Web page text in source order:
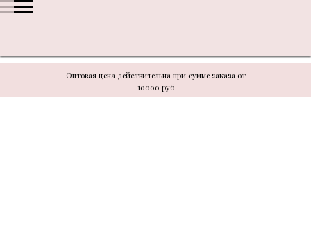
Оптовая цена действительна при сумме заказа от
10000 руб
В связи с техническими моментами цену уточнять у